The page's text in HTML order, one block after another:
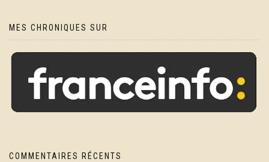
MES CHRONIQUES SUR
COMMENTAIRES RÉCENTS